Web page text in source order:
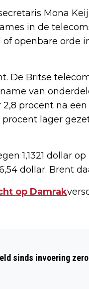
Mona
in de
openbare orde
De Britse
van
procent na
lager
1,1321 dollar
dollar. Brent
op Damrak
sinds invoering